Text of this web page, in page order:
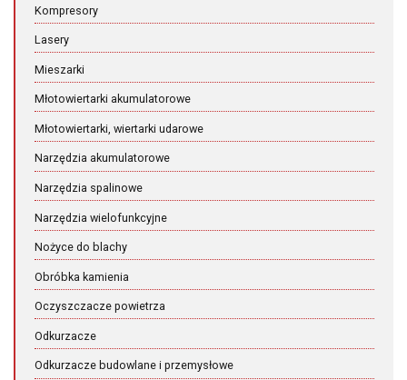
Kompresory
Lasery
Mieszarki
Młotowiertarki akumulatorowe
Młotowiertarki, wiertarki udarowe
Narzędzia akumulatorowe
Narzędzia spalinowe
Narzędzia wielofunkcyjne
Nożyce do blachy
Obróbka kamienia
Oczyszczacze powietrza
Odkurzacze
Odkurzacze budowlane i przemysłowe